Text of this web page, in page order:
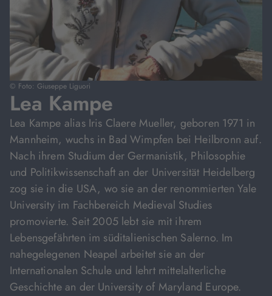
© Foto: Giuseppe Liguori
Lea Kampe
Lea Kampe alias Iris Claere Mueller, geboren 1971 in
Mannheim, wuchs in Bad Wimpfen bei Heilbronn auf.
Nach ihrem Studium der Germanistik, Philosophie
und Politikwissenschaft an der Universität Heidelberg
zog sie in die USA, wo sie an der renommierten Yale
University im Fachbereich Medieval Studies
promovierte. Seit 2005 lebt sie mit ihrem
Lebensgefährten im süditalienischen Salerno. Im
nahegelegenen Neapel arbeitet sie an der
Internationalen Schule und lehrt mittelalterliche
Geschichte an der University of Maryland Europe.